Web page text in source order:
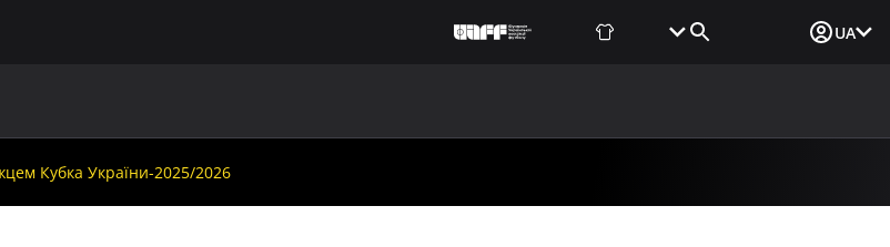
UA
Кубка України-2025/2026